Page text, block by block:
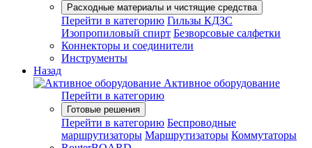
Расходные материалы и чистящие средства
Перейти в категорию Гильзы КДЗС
Изопропиловый спирт Безворсовые салфетки
Коннекторы и соединители
Инструменты
Назад
Активное оборудование
Перейти в категорию
Готовые решения
Перейти в категорию Беспроводные
маршрутизаторы Маршрутизаторы Коммутаторы